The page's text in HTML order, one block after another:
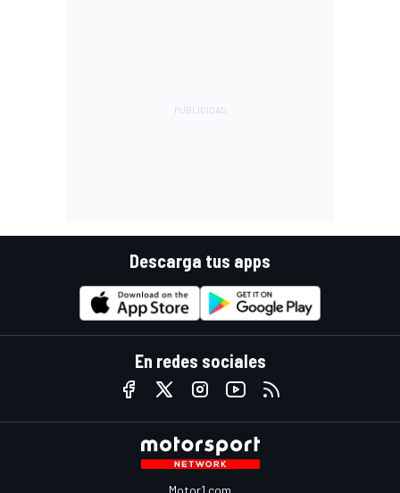
Descarga tus apps
En redes sociales